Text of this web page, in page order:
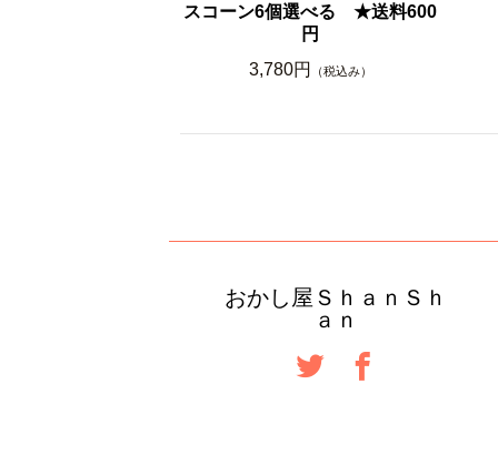
スコーン6個選べる ★送料600
円
3,780円
（税込み）
おかし屋ＳｈａｎＳｈ
ａｎ